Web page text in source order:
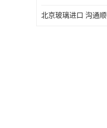
北京玻璃进口 沟通